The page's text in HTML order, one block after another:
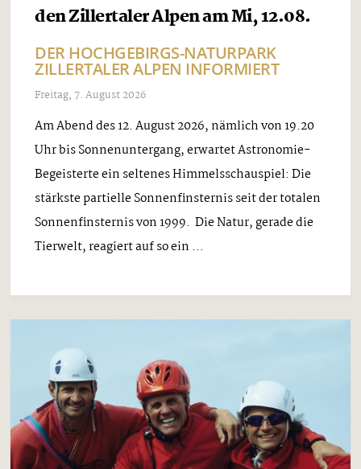
den Zillertaler Alpen am Mi, 12.08.
DER HOCHGEBIRGS-NATURPARK
ZILLERTALER ALPEN INFORMIERT
Freitag, 7. August 2026
Am Abend des 12. August 2026, nämlich von 19.20
Uhr bis Sonnenuntergang, erwartet Astronomie-
Begeisterte ein seltenes Himmelsschauspiel: Die
stärkste partielle Sonnenfinsternis seit der totalen
Sonnenfinsternis von 1999. Die Natur, gerade die
Tierwelt, reagiert auf so ein ...